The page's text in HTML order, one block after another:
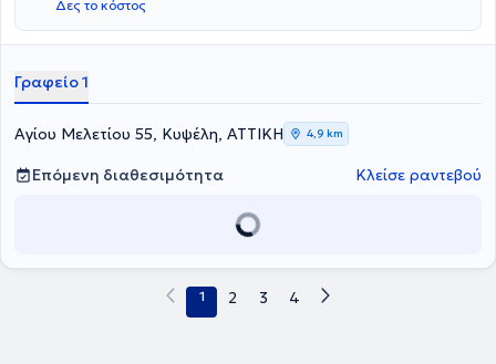
και Αποκατάσταση, την Μυοσκελετική Αποκατάσταση καθώς και
τον Βελονισμό.
Δες το κόστος
Γραφείο 1
Αγίου Μελετίου 55, Κυψέλη, ΑΤΤΙΚΗ 4,9 km
Επόμενη διαθεσιμότητα Κλείσε ραντεβού
1 2 3 4